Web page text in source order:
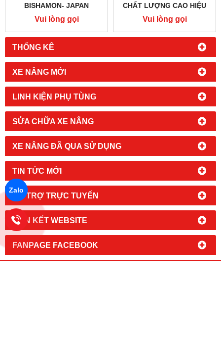
THỐNG KÊ
XE NÂNG MỚI
LINH KIỆN PHỤ TÙNG
SỬA CHỮA XE NÂNG
XE NÂNG ĐÃ QUA SỬ DỤNG
TIN TỨC MỚI
HỔ TRỢ TRỰC TUYẾN
LIÊN KẾT WEBSITE
FANPAGE FACEBOOK
BISHAMON- JAPAN
Vui lòng gọi
CHẤT LƯỢNG CAO HIỆU
ICHIMENS
Vui lòng gọi
Zalo